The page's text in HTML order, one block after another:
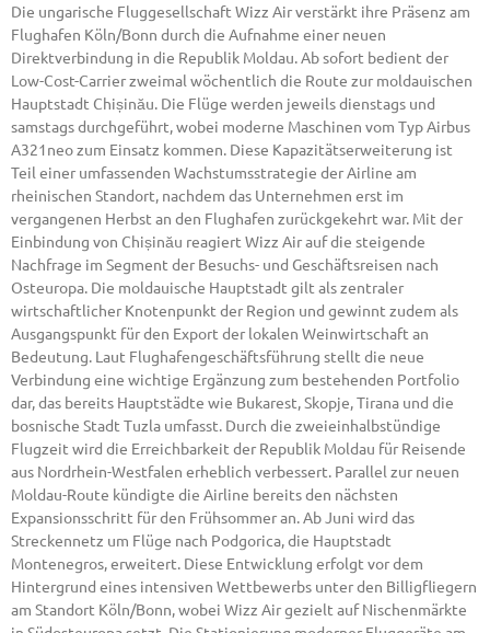
Die ungarische Fluggesellschaft Wizz Air verstärkt ihre Präsenz am
Flughafen Köln/Bonn durch die Aufnahme einer neuen
Direktverbindung in die Republik Moldau. Ab sofort bedient der
Low-Cost-Carrier zweimal wöchentlich die Route zur moldauischen
Hauptstadt Chișinău. Die Flüge werden jeweils dienstags und
samstags durchgeführt, wobei moderne Maschinen vom Typ Airbus
A321neo zum Einsatz kommen. Diese Kapazitätserweiterung ist
Teil einer umfassenden Wachstumsstrategie der Airline am
rheinischen Standort, nachdem das Unternehmen erst im
vergangenen Herbst an den Flughafen zurückgekehrt war. Mit der
Einbindung von Chișinău reagiert Wizz Air auf die steigende
Nachfrage im Segment der Besuchs- und Geschäftsreisen nach
Osteuropa. Die moldauische Hauptstadt gilt als zentraler
wirtschaftlicher Knotenpunkt der Region und gewinnt zudem als
Ausgangspunkt für den Export der lokalen Weinwirtschaft an
Bedeutung. Laut Flughafengeschäftsführung stellt die neue
Verbindung eine wichtige Ergänzung zum bestehenden Portfolio
dar, das bereits Hauptstädte wie Bukarest, Skopje, Tirana und die
bosnische Stadt Tuzla umfasst. Durch die zweieinhalbstündige
Flugzeit wird die Erreichbarkeit der Republik Moldau für Reisende
aus Nordrhein-Westfalen erheblich verbessert. Parallel zur neuen
Moldau-Route kündigte die Airline bereits den nächsten
Expansionsschritt für den Frühsommer an. Ab Juni wird das
Streckennetz um Flüge nach Podgorica, die Hauptstadt
Montenegros, erweitert. Diese Entwicklung erfolgt vor dem
Hintergrund eines intensiven Wettbewerbs unter den Billigfliegern
am Standort Köln/Bonn, wobei Wizz Air gezielt auf Nischenmärkte